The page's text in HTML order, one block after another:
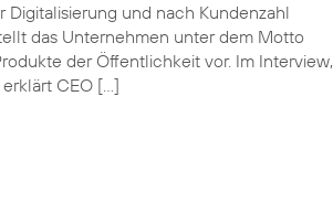
Digitalisierung und nach Kundenzahl
das Unternehmen unter dem Motto
der Öffentlichkeit vor. Im Interview,
CEO […]